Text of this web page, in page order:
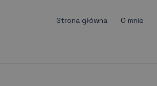
Strona główna O mnie